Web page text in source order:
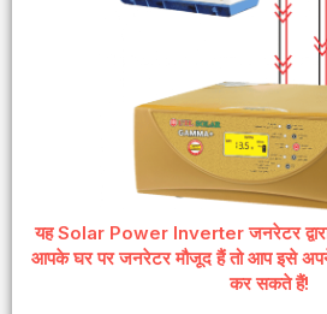
यह Solar Power Inverter जनरेटर द्वारा
आपके घर पर जनरेटर मौजूद हैं तो आप इसे
कर सकते हैं!